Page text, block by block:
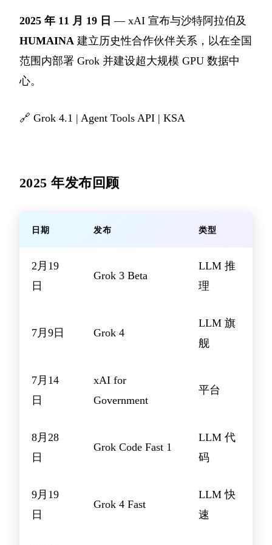
2025 年 11 月 19 日 — xAI 宣布与沙特阿拉伯及
HUMAINA 建立历史性合作伙伴关系，以在全国
范围内部署 Grok 并建设超大规模 GPU 数据中
心。
🔗 Grok 4.1 | Agent Tools API | KSA
2025 年发布回顾
日期 发布 类型
2月19
日
Grok 3 Beta
LLM 推
理
7月9日 Grok 4
LLM 旗
舰
7月14
日
xAI for
Government
平台
8月28
日
Grok Code Fast 1
LLM 代
码
9月19
日
Grok 4 Fast
LLM 快
速